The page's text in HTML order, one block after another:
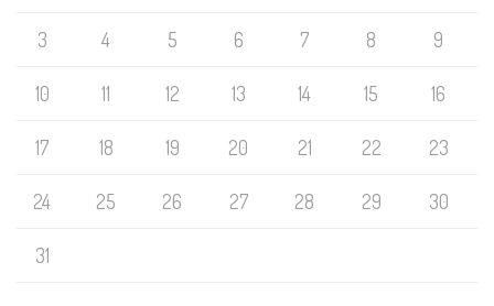
3 4 5 6 7 8 9
10 11 12 13 14 15 16
17 18 19 20 21 22 23
24 25 26 27 28 29 30
31